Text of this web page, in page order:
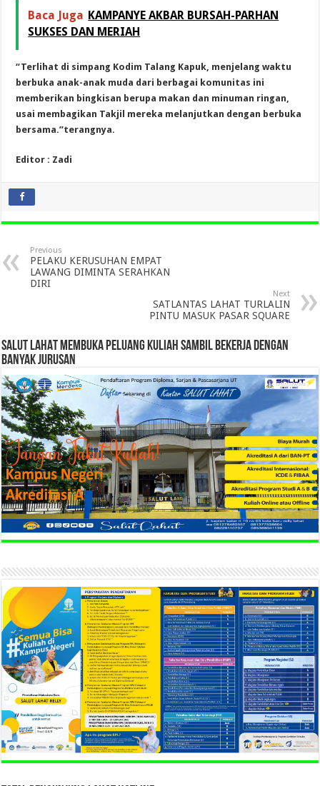
Baca Juga KAMPANYE AKBAR BURSAH-PARHAN
SUKSES DAN MERIAH
“Terlihat di simpang Kodim Talang Kapuk, menjelang waktu
berbuka anak-anak muda dari berbagai komunitas ini
memberikan bingkisan berupa makan dan minuman ringan,
usai membagikan Takjil mereka melanjutkan dengan berbuka
bersama.”terangnya.
Editor : Zadi
Previous
PELAKU KERUSUHAN EMPAT
LAWANG DIMINTA SERAHKAN
DIRI
Next
SATLANTAS LAHAT TURLALIN
PINTU MASUK PASAR SQUARE
SALUT LAHAT MEMBUKA PELUANG KULIAH SAMBIL BEKERJA DENGAN
BANYAK JURUSAN